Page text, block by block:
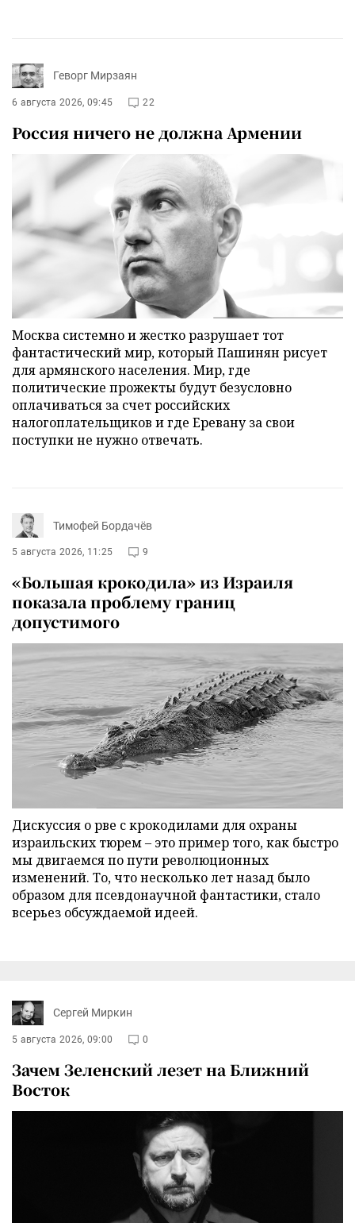
Геворг Мирзаян
6 августа 2026, 09:45 22
Россия ничего не должна Армении
Москва системно и жестко разрушает тот
фантастический мир, который Пашинян рисует
для армянского населения. Мир, где
политические прожекты будут безусловно
оплачиваться за счет российских
налогоплательщиков и где Еревану за свои
поступки не нужно отвечать.
Тимофей Бордачёв
5 августа 2026, 11:25 9
«Большая крокодила» из Израиля
показала проблему границ
допустимого
Дискуссия о рве с крокодилами для охраны
израильских тюрем – это пример того, как быстро
мы двигаемся по пути революционных
изменений. То, что несколько лет назад было
образом для псевдонаучной фантастики, стало
всерьез обсуждаемой идеей.
Сергей Миркин
5 августа 2026, 09:00 0
Зачем Зеленский лезет на Ближний
Восток